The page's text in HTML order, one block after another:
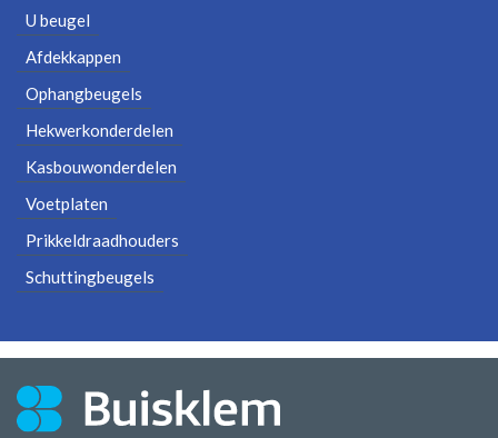
U beugel
Afdekkappen
Ophangbeugels
Hekwerkonderdelen
Kasbouwonderdelen
Voetplaten
Prikkeldraadhouders
Schuttingbeugels